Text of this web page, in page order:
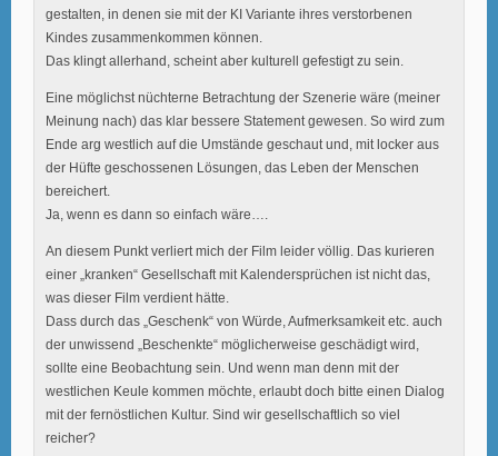
gestalten, in denen sie mit der KI Variante ihres verstorbenen
Kindes zusammenkommen können.
Das klingt allerhand, scheint aber kulturell gefestigt zu sein.
Eine möglichst nüchterne Betrachtung der Szenerie wäre (meiner
Meinung nach) das klar bessere Statement gewesen. So wird zum
Ende arg westlich auf die Umstände geschaut und, mit locker aus
der Hüfte geschossenen Lösungen, das Leben der Menschen
bereichert.
Ja, wenn es dann so einfach wäre….
An diesem Punkt verliert mich der Film leider völlig. Das kurieren
einer „kranken“ Gesellschaft mit Kalendersprüchen ist nicht das,
was dieser Film verdient hätte.
Dass durch das „Geschenk“ von Würde, Aufmerksamkeit etc. auch
der unwissend „Beschenkte“ möglicherweise geschädigt wird,
sollte eine Beobachtung sein. Und wenn man denn mit der
westlichen Keule kommen möchte, erlaubt doch bitte einen Dialog
mit der fernöstlichen Kultur. Sind wir gesellschaftlich so viel
reicher?